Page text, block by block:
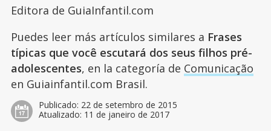
Editora de GuiaInfantil.com
Puedes leer más artículos similares a Frases
típicas que você escutará dos seus filhos pré-
adolescentes, en la categoría de Comunicação
en Guiainfantil.com Brasil.
Publicado: 22 de setembro de 2015
Atualizado: 11 de janeiro de 2017